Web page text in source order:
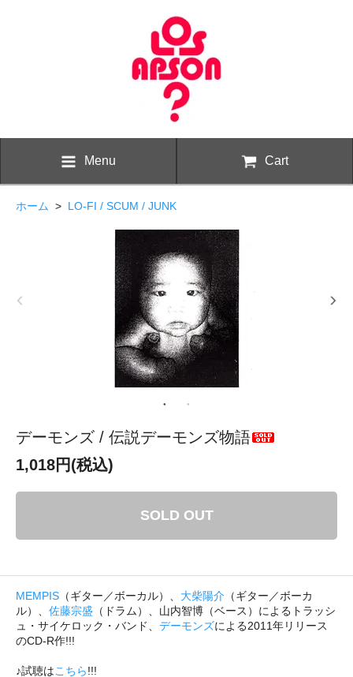
Menu Cart
ホーム > LO-FI / SCUM / JUNK
デーモンズ / 伝説デーモンズ物語
1,018円(税込)
SOLD OUT
MEMPIS （ギター／ボーカル）、 大柴陽介 （ギター／ボーカ
ル）、 佐藤宗盛 （ドラム）、山内智博（ベース）によるトラッシ
ュ・サイケロック・バンド、 デーモンズによる2011年リリース
のCD-R作!!!
♪試聴はこちら!!!